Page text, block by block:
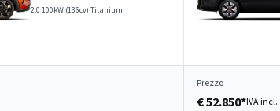
2.0 100kW (136cv) Titanium
Prezzo
€ 52.850*IVA incl.